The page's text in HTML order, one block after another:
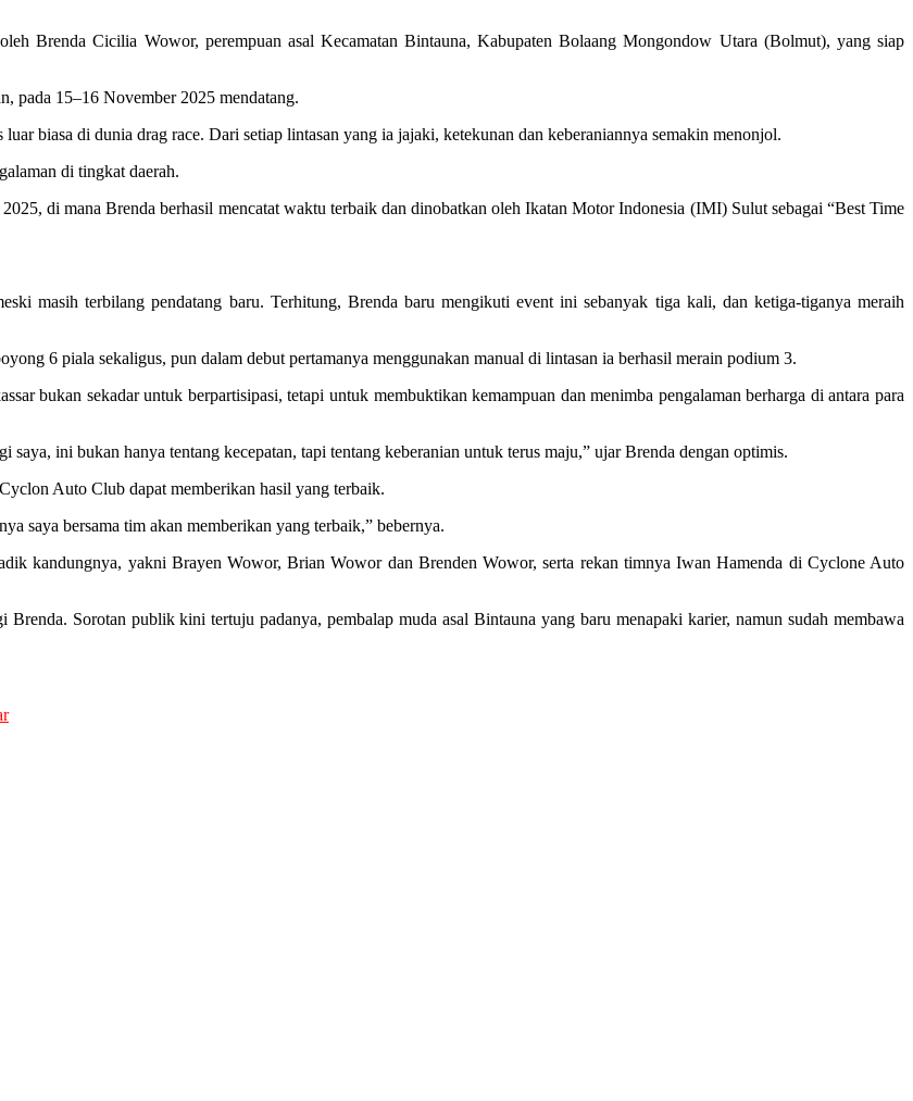
Brenda Cicilia Wowor, perempuan asal Kecamatan Bintauna, Kabupaten Bolaang Mongondow Utara (Bolmut), yang siap
pada 15–16 November 2025 mendatang.
biasa di dunia drag race. Dari setiap lintasan yang ia jajaki, ketekunan dan keberaniannya semakin menonjol.
di tingkat daerah.
di mana Brenda berhasil mencatat waktu terbaik dan dinobatkan oleh Ikatan Motor Indonesia (IMI) Sulut sebagai “Best Time
masih terbilang pendatang baru. Terhitung, Brenda baru mengikuti event ini sebanyak tiga kali, dan ketiga-tiganya meraih
6 piala sekaligus, pun dalam debut pertamanya menggunakan manual di lintasan ia berhasil merain podium 3.
bukan sekadar untuk berpartisipasi, tetapi untuk membuktikan kemampuan dan menimba pengalaman berharga di antara para
ini bukan hanya tentang kecepatan, tapi tentang keberanian untuk terus maju,” ujar Brenda dengan optimis.
Auto Club dapat memberikan hasil yang terbaik.
saya bersama tim akan memberikan yang terbaik,” bebernya.
kandungnya, yakni Brayen Wowor, Brian Wowor dan Brenden Wowor, serta rekan timnya Iwan Hamenda di Cyclone Auto
Sorotan publik kini tertuju padanya, pembalap muda asal Bintauna yang baru menapaki karier, namun sudah membawa